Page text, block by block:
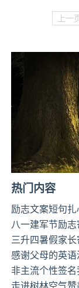
上一
热门内容
励志文案短句扎
八一建军节励志
三升四暑假家长
感谢父母的英
非主流个性签名
走进树林空气